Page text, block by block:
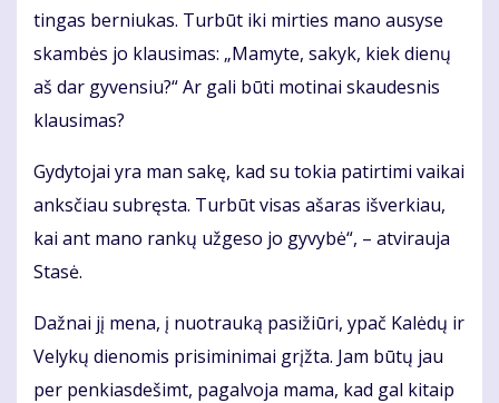
tin­gas ber­niu­kas. Tur­būt iki mir­ties ma­no au­sy­se
skam­bės jo klau­si­mas: „Ma­my­te, sa­kyk, kiek die­nų
aš dar gy­ven­siu?“ Ar ga­li bū­ti mo­ti­nai skau­des­nis
klau­si­mas?
Gy­dy­to­jai yra man sa­kę, kad su to­kia pa­tir­ti­mi vai­kai
anks­čiau su­bręs­ta. Tur­būt vi­sas aša­ras iš­ver­kiau,
kai ant ma­no ran­kų už­ge­so jo gy­vy­bė“, – at­vi­rau­ja
Sta­sė.
Daž­nai jį me­na, į nuo­trau­ką pa­si­žiū­ri, ypač Ka­lė­dų ir
Ve­ly­kų die­no­mis pri­si­mi­ni­mai grįž­ta. Jam bū­tų jau
per pen­kias­de­šimt, pa­gal­vo­ja ma­ma, kad gal ki­taip